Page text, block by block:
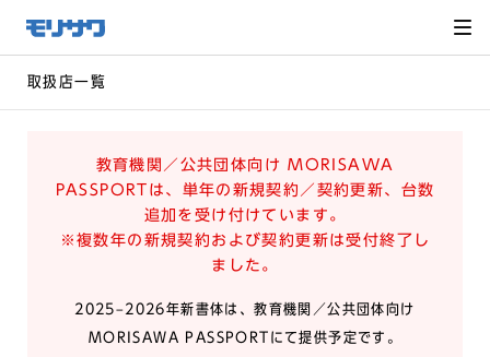
メ
ニュー
飛ばし
へ移動
取扱店一覧
教育機関／公共団体向け MORISAWA
PASSPORTは、単年の新規契約／契約更新、台数
追加を受け付けています。
※複数年の新規契約および契約更新は受付終了し
ました。
2025–2026年新書体は、教育機関／公共団体向け
MORISAWA PASSPORTにて提供予定です。